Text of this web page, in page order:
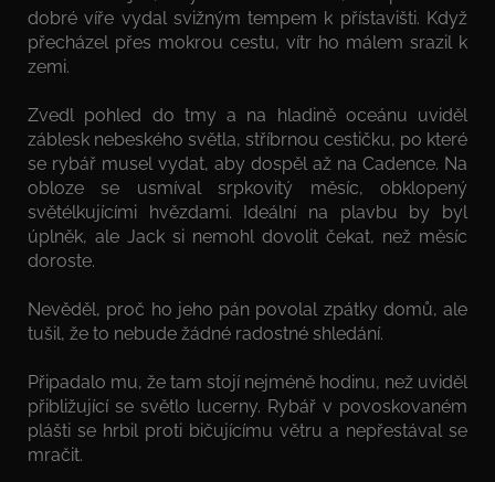
dobré víře vydal svižným tempem k přístavišti. Když
přecházel přes mokrou cestu, vítr ho málem srazil k
zemi.
Zvedl pohled do tmy a na hladině oceánu uviděl
záblesk nebeského světla, stříbrnou cestičku, po které
se rybář musel vydat, aby dospěl až na Cadence. Na
obloze se usmíval srpkovitý měsíc, obklopený
světélkujícími hvězdami. Ideální na plavbu by byl
úplněk, ale Jack si nemohl dovolit čekat, než měsíc
doroste.
Nevěděl, proč ho jeho pán povolal zpátky domů, ale
tušil, že to nebude žádné radostné shledání.
Připadalo mu, že tam stojí nejméně hodinu, než uviděl
přibližující se světlo lucerny. Rybář v povoskovaném
plášti se hrbil proti bičujícímu větru a nepřestával se
mračit.